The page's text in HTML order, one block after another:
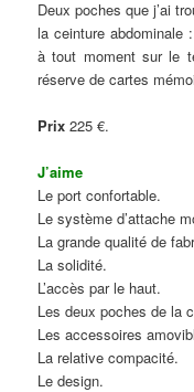
Deux poches que j’ai
la ceinture abdominale
à tout moment sur le
réserve de cartes
Prix 225 €.
J’aime
Le port confortable.
Le système d’attache
La grande qualité de
La solidité.
L’accès par le haut.
Les deux poches de la
Les accessoires
La relative compacité.
Le design.